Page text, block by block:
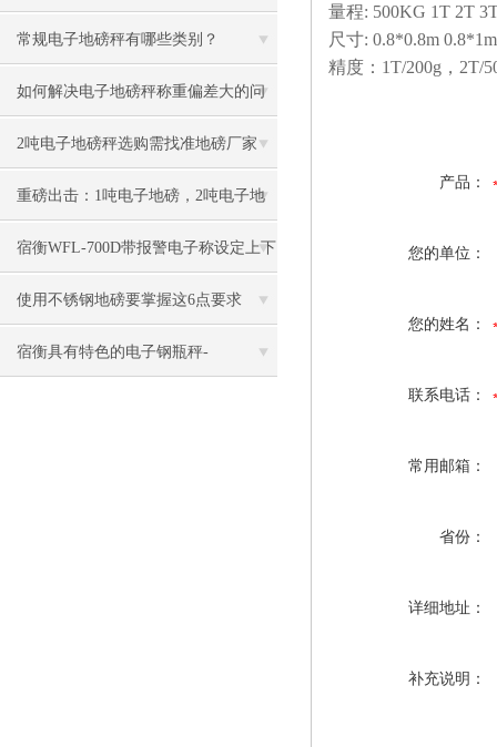
常规电子地磅秤有哪些类别？
如何解决电子地磅秤称重偏差大的问
题？
2吨电子地磅秤选购需找准地磅厂家
重磅出击：1吨电子地磅，2吨电子地
磅秤，3吨地磅低价狂甩
宿衡WFL-700D带报警电子称设定上下
限
使用不锈钢地磅要掌握这6点要求
宿衡具有特色的电子钢瓶秤-
量程: 500KG 1T 2T
尺寸: 0.8*0.8m
精度：1T/200g，2T/
产品：
您的单位：
您的姓名：
联系电话：
常用邮箱：
省份：
详细地址：
补充说明：